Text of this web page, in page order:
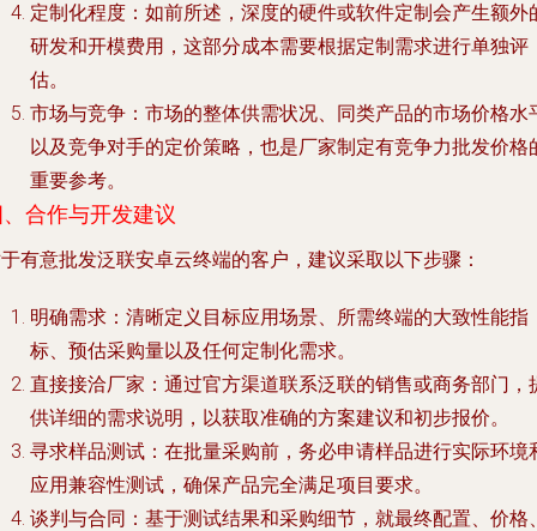
定制化程度 ：如前所述，深度的硬件或软件定制会产生额外
研发和开模费用，这部分成本需要根据定制需求进行单独评
估。
市场与竞争 ：市场的整体供需状况、同类产品的市场价格水
以及竞争对手的定价策略，也是厂家制定有竞争力批发价格
重要参考。
合作与开发建议
有意批发泛联安卓云终端的客户，建议采取以下步骤：
明确需求 ：清晰定义目标应用场景、所需终端的大致性能指
标、预估采购量以及任何定制化需求。
直接接洽厂家 ：通过官方渠道联系泛联的销售或商务部门，
供详细的需求说明，以获取准确的方案建议和初步报价。
寻求样品测试 ：在批量采购前，务必申请样品进行实际环境
应用兼容性测试，确保产品完全满足项目要求。
谈判与合同 ：基于测试结果和采购细节，就最终配置、价格